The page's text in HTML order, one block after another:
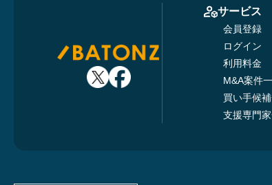
サービス
会員登録
ログイン
利用料金
M&A案件
買い手候
支援専門